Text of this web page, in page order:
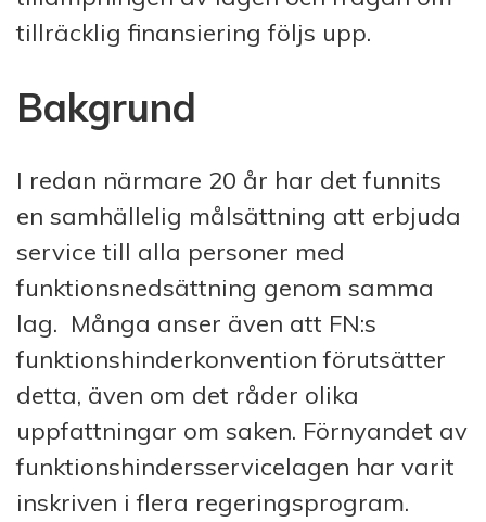
tillräcklig finansiering följs upp.
Bakgrund
I redan närmare 20 år har det funnits
en samhällelig målsättning att erbjuda
service till alla personer med
funktionsnedsättning genom samma
lag. Många anser även att FN:s
funktionshinderkonvention förutsätter
detta, även om det råder olika
uppfattningar om saken. Förnyandet av
funktionshindersservicelagen har varit
inskriven i flera regeringsprogram.